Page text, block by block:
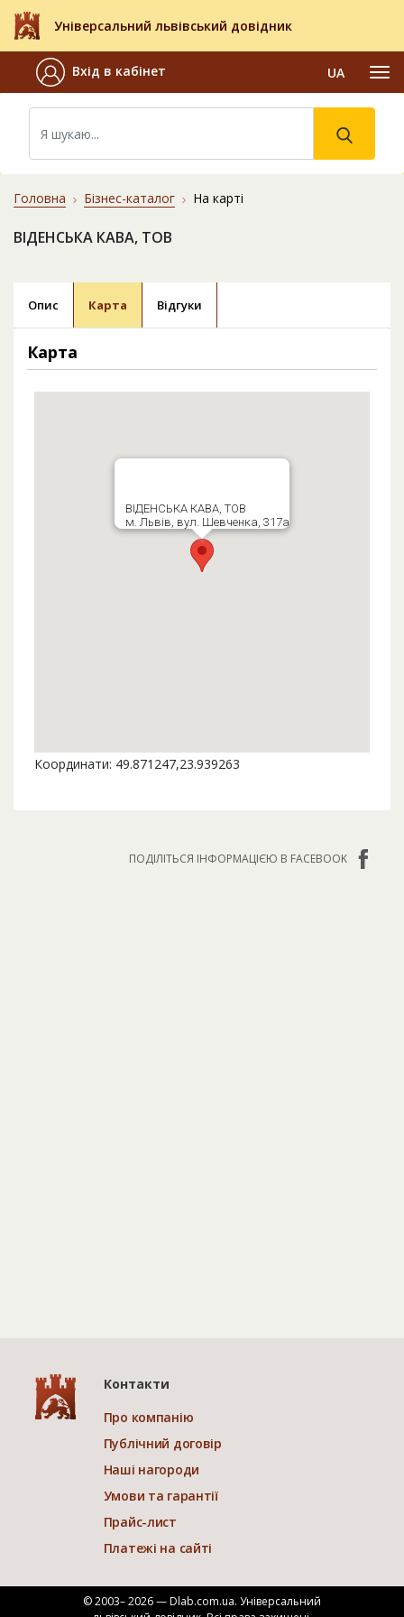
Універсальний львівський довідник
Вхід в кабінет UA
Головна Бізнес-каталог На карті
ВІДЕНСЬКА КАВА, ТОВ
Опис Карта Відгуки
Карта
ВІДЕНСЬКА КАВА, ТОВ
м. Львів, вул. Шевченка, 317а
Координати: 49.871247,23.939263
ПОДІЛІТЬСЯ ІНФОРМАЦІЄЮ В FACEBOOK
Контакти
Про компанію
Публічний договір
Наші нагороди
Умови та гарантії
Прайс-лист
Платежі на сайті
© 2003– 2026 — Dlab.com.ua. Універсальний